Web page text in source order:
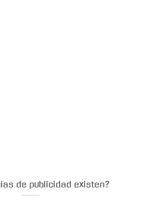
de publicidad existen?